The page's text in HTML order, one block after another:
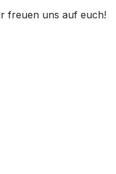
freuen uns auf euch!